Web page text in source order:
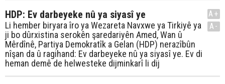
HDP: Ev darbeyeke nû ya siyasî ye
Li hember biryara îro ya Wezareta Navxwe ya Tirkiyê ya
ji bo dûrxistina serokên şaredariyên Amed, Wan û
Mêrdînê, Partiya Demokratîk a Gelan (HDP) nerazîbûn
nîşan da û ragihand: Ev darbeyeke nû ya siyasî ye. Ev di
heman demê de helwesteke dijminkarî li dij
A+
A-